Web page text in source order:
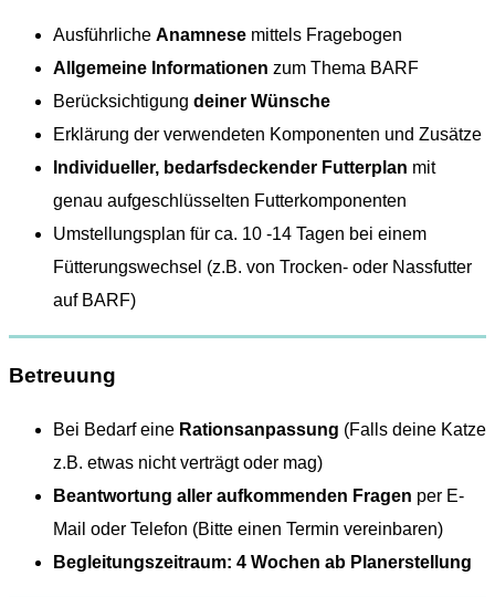
Ausführliche Anamnese mittels Fragebogen
Allgemeine Informationen zum Thema BARF
Berücksichtigung deiner Wünsche
Erklärung der verwendeten Komponenten und Zusätze
Individueller, bedarfsdeckender Futterplan mit
genau aufgeschlüsselten Futterkomponenten
Umstellungsplan für ca. 10 -14 Tagen bei einem
Fütterungswechsel (z.B. von Trocken- oder Nassfutter
auf BARF)
Betreuung
Bei Bedarf eine Rationsanpassung (Falls deine Katze
z.B. etwas nicht verträgt oder mag)
Beantwortung aller aufkommenden Fragen per E-
Mail oder Telefon (Bitte einen Termin vereinbaren)
Begleitungszeitraum: 4 Wochen ab Planerstellung